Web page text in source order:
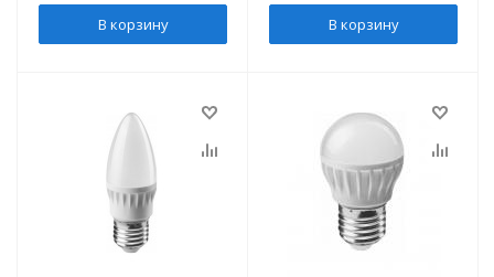
В корзину В корзину